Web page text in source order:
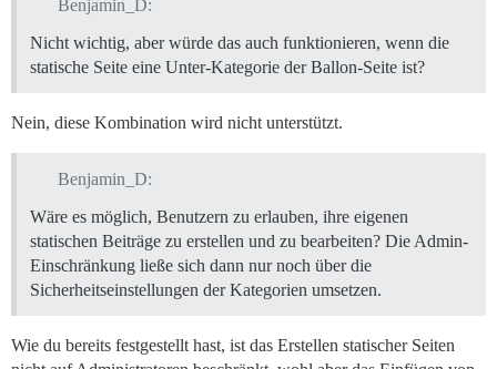
Benjamin_D:
Nicht wichtig, aber würde das auch funktionieren, wenn die
statische Seite eine Unter-Kategorie der Ballon-Seite ist?
Nein, diese Kombination wird nicht unterstützt.
Benjamin_D:
Wäre es möglich, Benutzern zu erlauben, ihre eigenen
statischen Beiträge zu erstellen und zu bearbeiten? Die Admin-
Einschränkung ließe sich dann nur noch über die
Sicherheitseinstellungen der Kategorien umsetzen.
Wie du bereits festgestellt hast, ist das Erstellen statischer Seiten